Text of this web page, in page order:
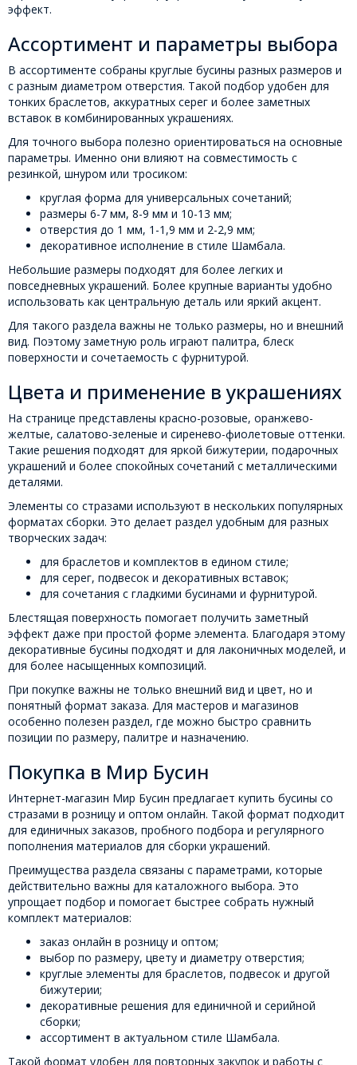
эффект.
Ассортимент и параметры выбора
В ассортименте собраны круглые бусины разных размеров и
с разным диаметром отверстия. Такой подбор удобен для
тонких браслетов, аккуратных серег и более заметных
вставок в комбинированных украшениях.
Для точного выбора полезно ориентироваться на основные
параметры. Именно они влияют на совместимость с
резинкой, шнуром или тросиком:
круглая форма для универсальных сочетаний;
размеры 6-7 мм, 8-9 мм и 10-13 мм;
отверстия до 1 мм, 1-1,9 мм и 2-2,9 мм;
декоративное исполнение в стиле Шамбала.
Небольшие размеры подходят для более легких и
повседневных украшений. Более крупные варианты удобно
использовать как центральную деталь или яркий акцент.
Для такого раздела важны не только размеры, но и внешний
вид. Поэтому заметную роль играют палитра, блеск
поверхности и сочетаемость с фурнитурой.
Цвета и применение в украшениях
На странице представлены красно-розовые, оранжево-
желтые, салатово-зеленые и сиренево-фиолетовые оттенки.
Такие решения подходят для яркой бижутерии, подарочных
украшений и более спокойных сочетаний с металлическими
деталями.
Элементы со стразами используют в нескольких популярных
форматах сборки. Это делает раздел удобным для разных
творческих задач:
для браслетов и комплектов в едином стиле;
для серег, подвесок и декоративных вставок;
для сочетания с гладкими бусинами и фурнитурой.
Блестящая поверхность помогает получить заметный
эффект даже при простой форме элемента. Благодаря этому
декоративные бусины подходят и для лаконичных моделей, и
для более насыщенных композиций.
При покупке важны не только внешний вид и цвет, но и
понятный формат заказа. Для мастеров и магазинов
особенно полезен раздел, где можно быстро сравнить
позиции по размеру, палитре и назначению.
Покупка в Мир Бусин
Интернет-магазин Мир Бусин предлагает купить бусины со
стразами в розницу и оптом онлайн. Такой формат подходит
для единичных заказов, пробного подбора и регулярного
пополнения материалов для сборки украшений.
Преимущества раздела связаны с параметрами, которые
действительно важны для каталожного выбора. Это
упрощает подбор и помогает быстрее собрать нужный
комплект материалов:
заказ онлайн в розницу и оптом;
выбор по размеру, цвету и диаметру отверстия;
круглые элементы для браслетов, подвесок и другой
бижутерии;
декоративные решения для единичной и серийной
сборки;
ассортимент в актуальном стиле Шамбала.
Такой формат удобен для повторных закупок и работы с